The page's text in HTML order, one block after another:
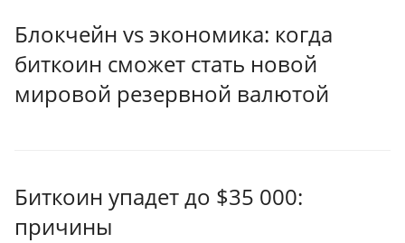
Блокчейн vs экономика: когда
биткоин сможет стать новой
мировой резервной валютой
Биткоин упадет до $35 000:
причины